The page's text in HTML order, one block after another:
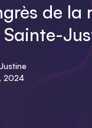
de la
Sainte-
2024